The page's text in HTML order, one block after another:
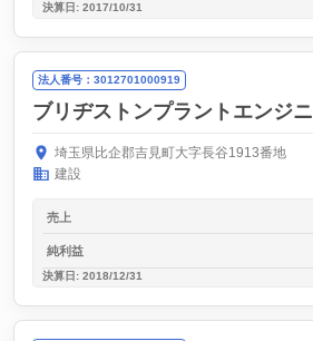
決算日: 2017/10/31
法人番号：3012701000919
埼玉県比企郡吉見町大字長谷1913番地
建設
売上
純利益
決算日: 2018/12/31